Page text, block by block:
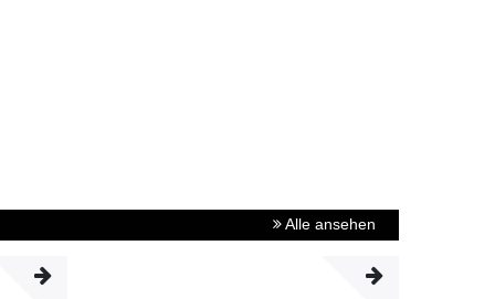
Alle ansehen